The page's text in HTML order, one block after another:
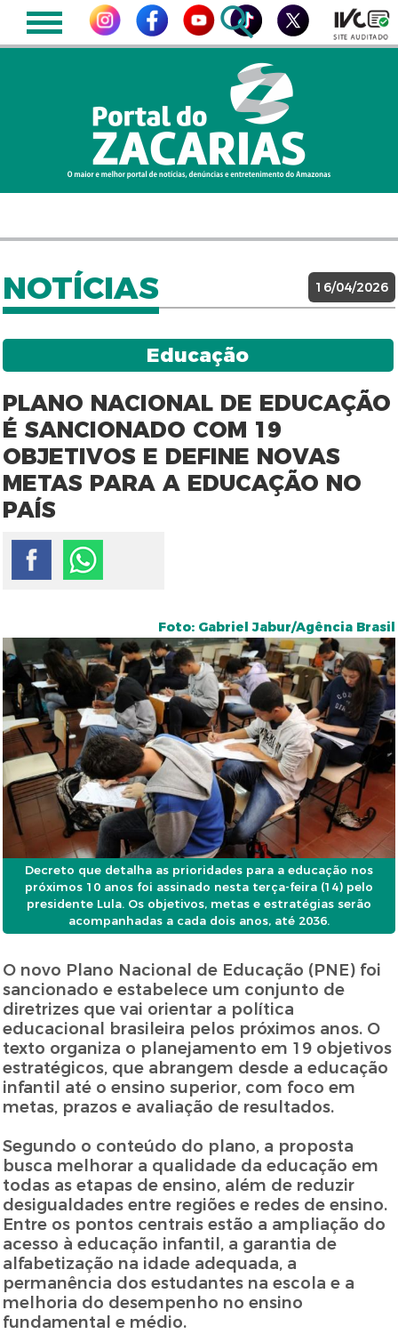
NOTÍCIAS 16/04/2026
Educação
PLANO NACIONAL DE EDUCAÇÃO
É SANCIONADO COM 19
OBJETIVOS E DEFINE NOVAS
METAS PARA A EDUCAÇÃO NO
PAÍS
Foto: Gabriel Jabur/Agência Brasil
Decreto que detalha as prioridades para a educação nos
próximos 10 anos foi assinado nesta terça-feira (14) pelo
presidente Lula. Os objetivos, metas e estratégias serão
acompanhadas a cada dois anos, até 2036.
O novo Plano Nacional de Educação (PNE) foi
sancionado e estabelece um conjunto de
diretrizes que vai orientar a política
educacional brasileira pelos próximos anos. O
texto organiza o planejamento em 19 objetivos
estratégicos, que abrangem desde a educação
infantil até o ensino superior, com foco em
metas, prazos e avaliação de resultados.
Segundo o conteúdo do plano, a proposta
busca melhorar a qualidade da educação em
todas as etapas de ensino, além de reduzir
desigualdades entre regiões e redes de ensino.
Entre os pontos centrais estão a ampliação do
acesso à educação infantil, a garantia de
alfabetização na idade adequada, a
permanência dos estudantes na escola e a
melhoria do desempenho no ensino
fundamental e médio.